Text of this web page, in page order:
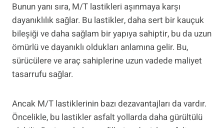
Bunun yanı sıra, M/T lastikleri aşınmaya karşı
dayanıklılık sağlar. Bu lastikler, daha sert bir kauçuk
bileşiği ve daha sağlam bir yapıya sahiptir, bu da uzun
ömürlü ve dayanıklı oldukları anlamına gelir. Bu,
sürücülere ve araç sahiplerine uzun vadede maliyet
tasarrufu sağlar.
Ancak M/T lastiklerinin bazı dezavantajları da vardır.
Öncelikle, bu lastikler asfalt yollarda daha gürültülü